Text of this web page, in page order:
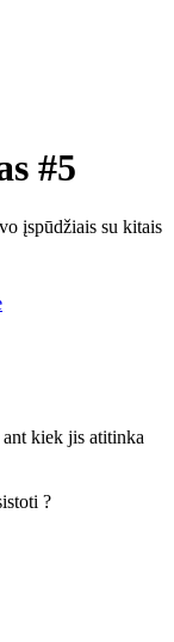
#5
įspūdžiais su kitais
kiek jis atitinka
?